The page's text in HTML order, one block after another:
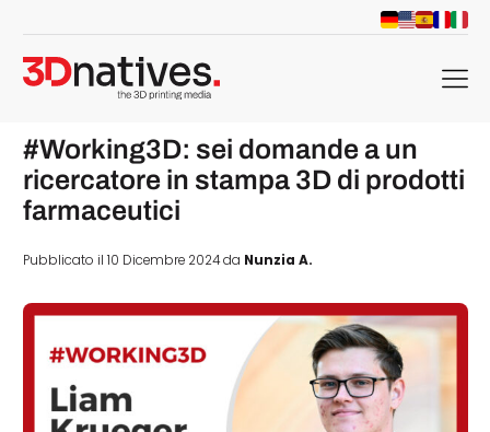
menu
#Working3D: sei domande a un
ricercatore in stampa 3D di prodotti
farmaceutici
Pubblicato il 10 Dicembre 2024 da Nunzia A.